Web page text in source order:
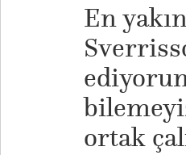
En
ortak